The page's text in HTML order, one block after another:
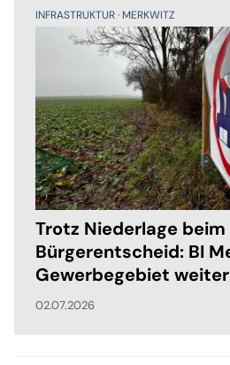
INFRASTRUKTUR MERKWITZ
Trotz Niederlage beim
Bürgerentscheid: BI
Gewerbegebiet
02.07.2026